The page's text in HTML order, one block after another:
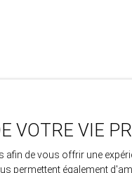
VOTRE VIE
afin de vous offrir une
permettent également